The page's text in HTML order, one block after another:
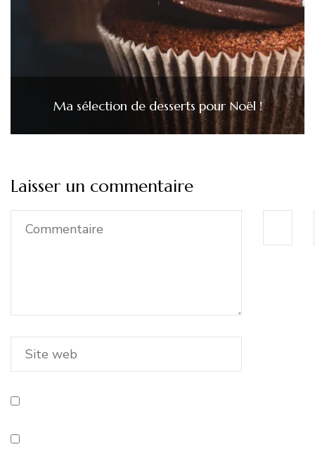
Ma sélection de desserts pour Noël !
Laisser un commentaire